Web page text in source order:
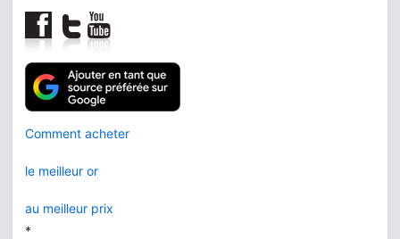
Comment acheter
le meilleur or
au meilleur prix
*